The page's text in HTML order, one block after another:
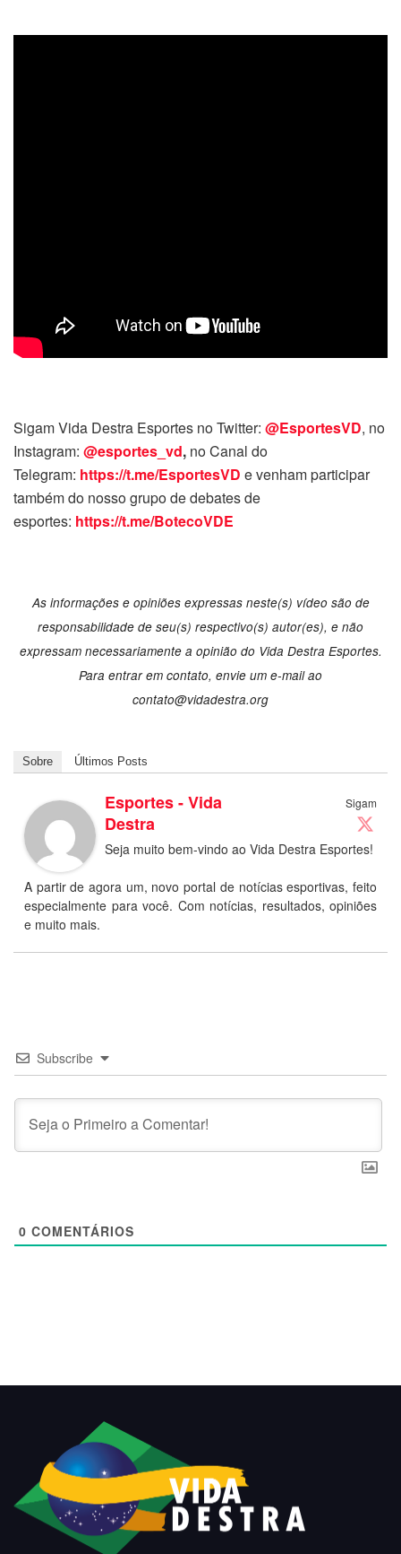
Sigam Vida Destra Esportes no Twitter: @EsportesVD, no
Instagram: @esportes_vd, no Canal do
Telegram: https://t.me/EsportesVD e venham participar
também do nosso grupo de debates de
esportes: https://t.me/BotecoVDE
As informações e opiniões expressas neste(s) vídeo são de
responsabilidade de seu(s) respectivo(s) autor(es), e não
expressam necessariamente a opinião do Vida Destra Esportes.
Para entrar em contato, envie um e-mail ao
contato@vidadestra.org
Sobre Últimos Posts
Sigam
Esportes - Vida
Destra
Seja muito bem-vindo ao Vida Destra Esportes!
A partir de agora um, novo portal de notícias esportivas, feito
especialmente para você. Com notícias, resultados, opiniões
e muito mais.
Subscribe
0 COMENTÁRIOS